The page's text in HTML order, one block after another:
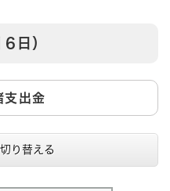
日）
出金
り替える